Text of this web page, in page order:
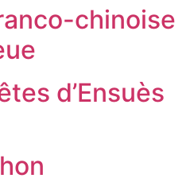
chinoise
d’Ensuès